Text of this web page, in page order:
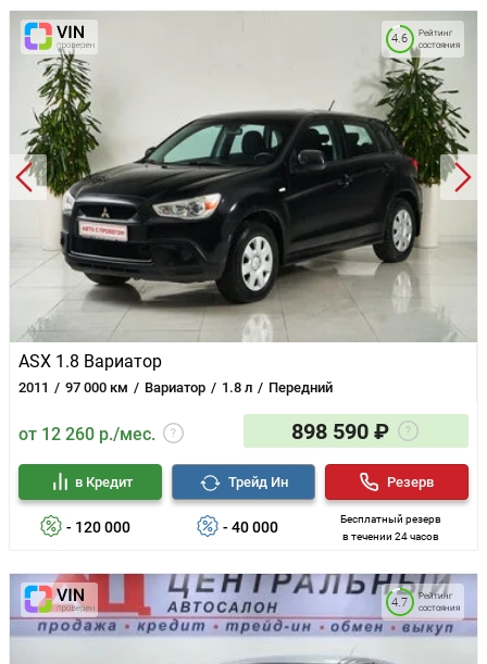
ASX 1.8 Вариатор
2011 97 000 км Вариатор 1.8 л Передний
Рейтинг
состояния
4.6
от 12 260 р./мес. 898 590 ₽
- 120 000
в Кредит
- 40 000
Трейд Ин
Бесплатный резерв
в течении 24 часов
Резерв
Рейтинг
состояния
4.7